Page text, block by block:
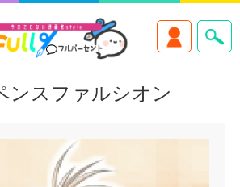
ンスファルシオン